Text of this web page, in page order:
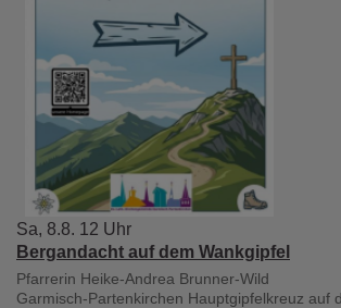
Sa, 8.8. 12 Uhr
Bergandacht auf dem Wankgipfel
Pfarrerin Heike-Andrea Brunner-Wild
Garmisch-Partenkirchen Hauptgipfelkreuz auf